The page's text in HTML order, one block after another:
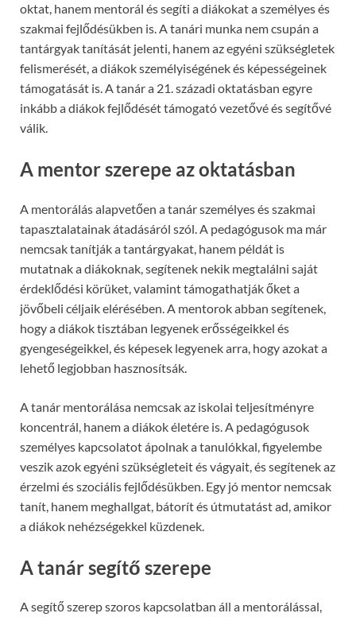
oktat, hanem mentorál és segíti a diákokat a személyes és
szakmai fejlődésükben is. A tanári munka nem csupán a
tantárgyak tanítását jelenti, hanem az egyéni szükségletek
felismerését, a diákok személyiségének és képességeinek
támogatását is. A tanár a 21. századi oktatásban egyre
inkább a diákok fejlődését támogató vezetővé és segítővé
válik.
A mentor szerepe az oktatásban
A mentorálás alapvetően a tanár személyes és szakmai
tapasztalatainak átadásáról szól. A pedagógusok ma már
nemcsak tanítják a tantárgyakat, hanem példát is
mutatnak a diákoknak, segítenek nekik megtalálni saját
érdeklődési körüket, valamint támogathatják őket a
jövőbeli céljaik elérésében. A mentorok abban segítenek,
hogy a diákok tisztában legyenek erősségeikkel és
gyengeségeikkel, és képesek legyenek arra, hogy azokat a
lehető legjobban hasznosítsák.
A tanár mentorálása nemcsak az iskolai teljesítményre
koncentrál, hanem a diákok életére is. A pedagógusok
személyes kapcsolatot ápolnak a tanulókkal, figyelembe
veszik azok egyéni szükségleteit és vágyait, és segítenek az
érzelmi és szociális fejlődésükben. Egy jó mentor nemcsak
tanít, hanem meghallgat, bátorít és útmutatást ad, amikor
a diákok nehézségekkel küzdenek.
A tanár segítő szerepe
A segítő szerep szoros kapcsolatban áll a mentorálással,